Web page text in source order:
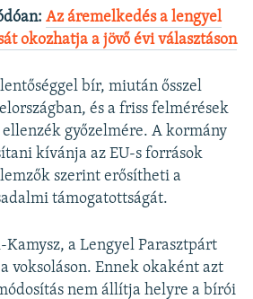
Az áremelkedés a lengyel
okozhatja a jövő évi választáson
bír, miután ősszel
és a friss felmérések
győzelmére. A kormány
kívánja az EU-s források
szerint erősítheti a
támogatottságát.
Kamysz, a Lengyel Parasztpárt
voksoláson. Ennek okaként azt
nem állítja helyre a bírói